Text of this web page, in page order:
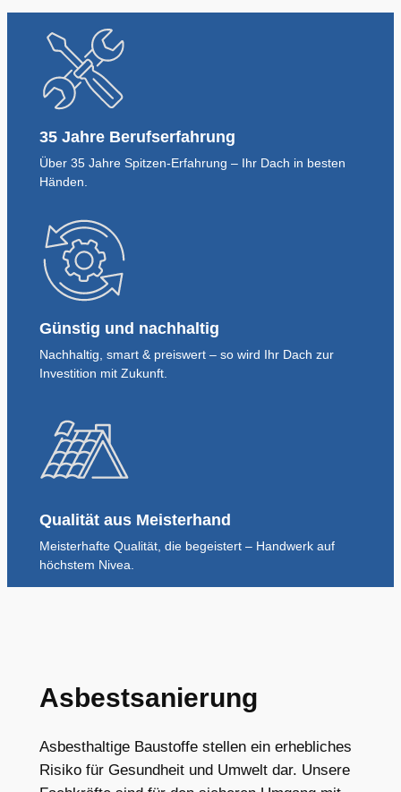
35 Jahre Berufserfahrung
Über 35 Jahre Spitzen-Erfahrung – Ihr Dach in besten
Händen.
Günstig und nachhaltig
Nachhaltig, smart & preiswert – so wird Ihr Dach zur
Investition mit Zukunft.
Qualität aus Meisterhand
Meisterhafte Qualität, die begeistert – Handwerk auf
höchstem Nivea.
Asbestsanierung
Asbesthaltige Baustoffe stellen ein erhebliches
Risiko für Gesundheit und Umwelt dar. Unsere